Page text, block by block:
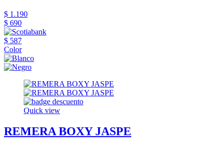
$ 1.190
$ 690
$ 587
Color
Quick view
REMERA BOXY JASPE